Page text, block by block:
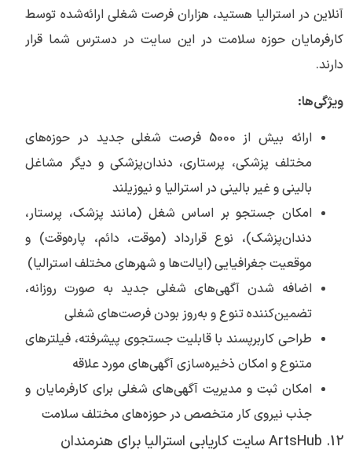
آنلاین در استرالیا هستید، هزاران فرصت شغلی ارائه‌شده توسط
کارفرمایان حوزه سلامت در این سایت در دسترس شما قرار
دارند.
ویژگی‌ها:
ارائه بیش از 5000 فرصت شغلی جدید در حوزه‌های
مختلف پزشکی، پرستاری، دندان‌پزشکی و دیگر مشاغل
بالینی و غیر بالینی در استرالیا و نیوزیلند
امکان جستجو بر اساس شغل (مانند پزشک، پرستار،
دندان‌پزشک)، نوع قرارداد (موقت، دائم، پاره‌وقت) و
موقعیت جغرافیایی (ایالت‌ها و شهرهای مختلف استرالیا)
اضافه شدن آگهی‌های شغلی جدید به صورت روزانه،
تضمین‌کننده تنوع و به‌روز بودن فرصت‌های شغلی
طراحی کاربرپسند با قابلیت جستجوی پیشرفته، فیلترهای
متنوع و امکان ذخیره‌سازی آگهی‌های مورد علاقه
امکان ثبت و مدیریت آگهی‌های شغلی برای کارفرمایان و
جذب نیروی کار متخصص در حوزه‌های مختلف سلامت
12. ArtsHub سایت کاریابی استرالیا برای هنرمندان